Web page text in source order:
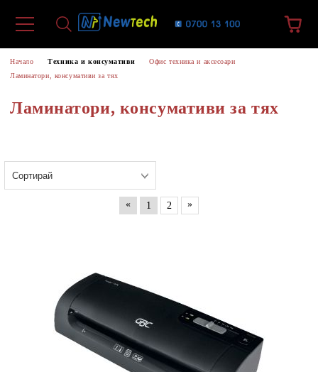
Начало Техника и консумативи
Офис техника и аксесоари
Ламинатори, консумативи за тях
Ламинатори, консумативи за тях
« 1 2 »